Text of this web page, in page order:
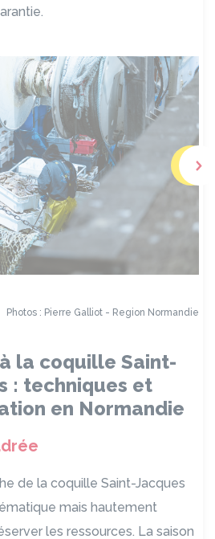
Photos : Pierre Galliot - Region Normandie
la coquille Saint-
: techniques et
en Normandie
de la coquille Saint-Jacques
mais hautement
les ressources. La saison